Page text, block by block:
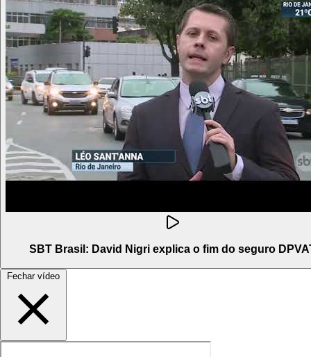
SBT Brasil: David Nigri explica o fim do seguro
Fechar vídeo